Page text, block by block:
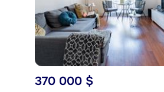
370 000 $